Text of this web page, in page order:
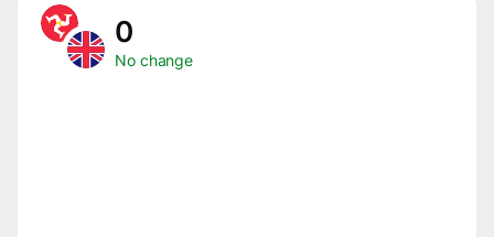
No change